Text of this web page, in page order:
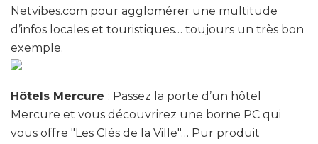
Netvibes.com pour agglomérer une multitude
d’infos locales et touristiques… toujours un très bon
exemple.
Hôtels Mercure : Passez la porte d’un hôtel
Mercure et vous découvrirez une borne PC qui
vous offre "Les Clés de la Ville"… Pur produit